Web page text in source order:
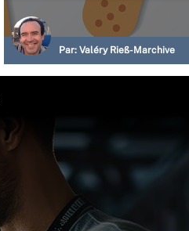
Par: Valéry Rieß-Marchive